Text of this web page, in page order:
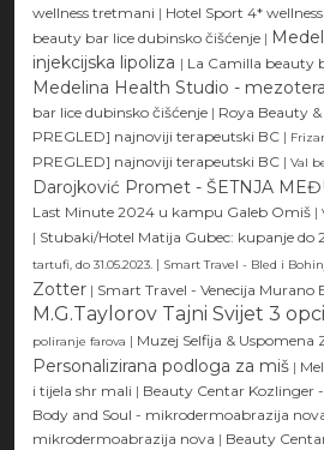
wellness tretmani | Hotel Sport 4*
beauty bar lice dubinsko čišćenje |
injekcijska lipoliza | La Camilla beauty
Medelina Health Studio -
bar lice dubinsko čišćenje | Roya Beauty
PREGLED] najnoviji terapeutski BC |
PREGLED] najnoviji terapeutski BC | Val
Darojković Promet - ŠETNJA
Last Minute 2024 u kampu Galeb Omiš |
| Stubaki/Hotel Matija Gubec: kupanje do
tartufi, do 31.05.2023. | Smart Travel - Bled i
Zotter | Smart Travel - Venecija Murano
M.G.Taylorov Tajni Svijet 3
poliranje farova | Muzej Selfija & Uspomena
Personalizirana podloga za miš |
i tijela shr mali | Beauty Centar Kozlinger
Body and Soul - mikrodermoabrazija
mikrodermoabrazija nova | Beauty